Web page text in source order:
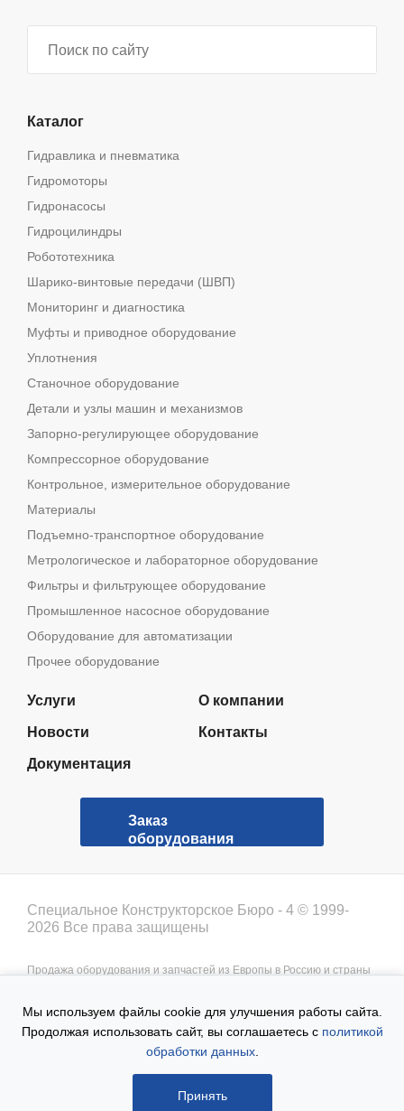
Каталог
Гидравлика и пневматика
Гидромоторы
Гидронасосы
Гидроцилиндры
Робототехника
Шарико-винтовые передачи (ШВП)
Мониторинг и диагностика
Муфты и приводное оборудование
Уплотнения
Станочное оборудование
Детали и узлы машин и механизмов
Запорно-регулирующее оборудование
Компрессорное оборудование
Контрольное, измерительное оборудование
Материалы
Подъемно-транспортное оборудование
Метрологическое и лабораторное оборудование
Фильтры и фильтрующее оборудование
Промышленное насосное оборудование
Оборудование для автоматизации
Прочее оборудование
Услуги О компании
Новости Контакты
Документация
Заказ
оборудования
Специальное Конструкторское Бюро - 4 © 1999-
2026 Все права защищены
Продажа оборудования и запчастей из Европы в Россию и страны
ремонта промышленной автоматики и электроники.
Выключатели, клапаны, инструменты, датчики, сенсоры, приборы,
расходомеры, энкодеры,электродвигатели, насосы, рулетки,
преобразователи с доставкой по всей России.
Мы используем файлы cookie для улучшения работы сайта.
Продолжая использовать сайт, вы соглашаетесь с политикой
обработки данных.
Принять